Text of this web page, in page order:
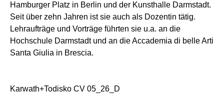
Hamburger Platz in Berlin und der Kunsthalle Darmstadt.
Seit über zehn Jahren ist sie auch als Dozentin tätig.
Lehraufträge und Vorträge führten sie u.a. an die
Hochschule Darmstadt und an die Accademia di belle Arti
Santa Giulia in Brescia.
Karwath+Todisko CV 05_26_D